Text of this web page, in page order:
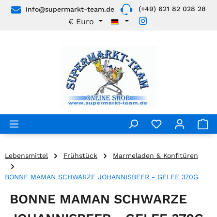
Zum Hauptinhalt springen
info@supermarkt-team.de (+49) 621 82 028 28
€ Euro
Lebensmittel Frühstück Marmeladen & Konfitüren
BONNE MAMAN SCHWARZE JOHANNISBEER - GELEE 370G
BONNE MAMAN SCHWARZE